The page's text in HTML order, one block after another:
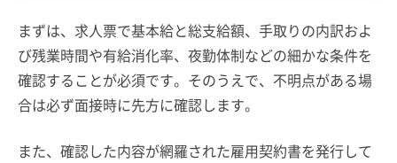
まずは、求人票で基本給と総支給額、手取りの内訳およ
び残業時間や有給消化率、夜勤体制などの細かな条件を
確認することが必須です。そのうえで、不明点がある場
合は必ず面接時に先方に確認します。
また、確認した内容が網羅された雇用契約書を発行して